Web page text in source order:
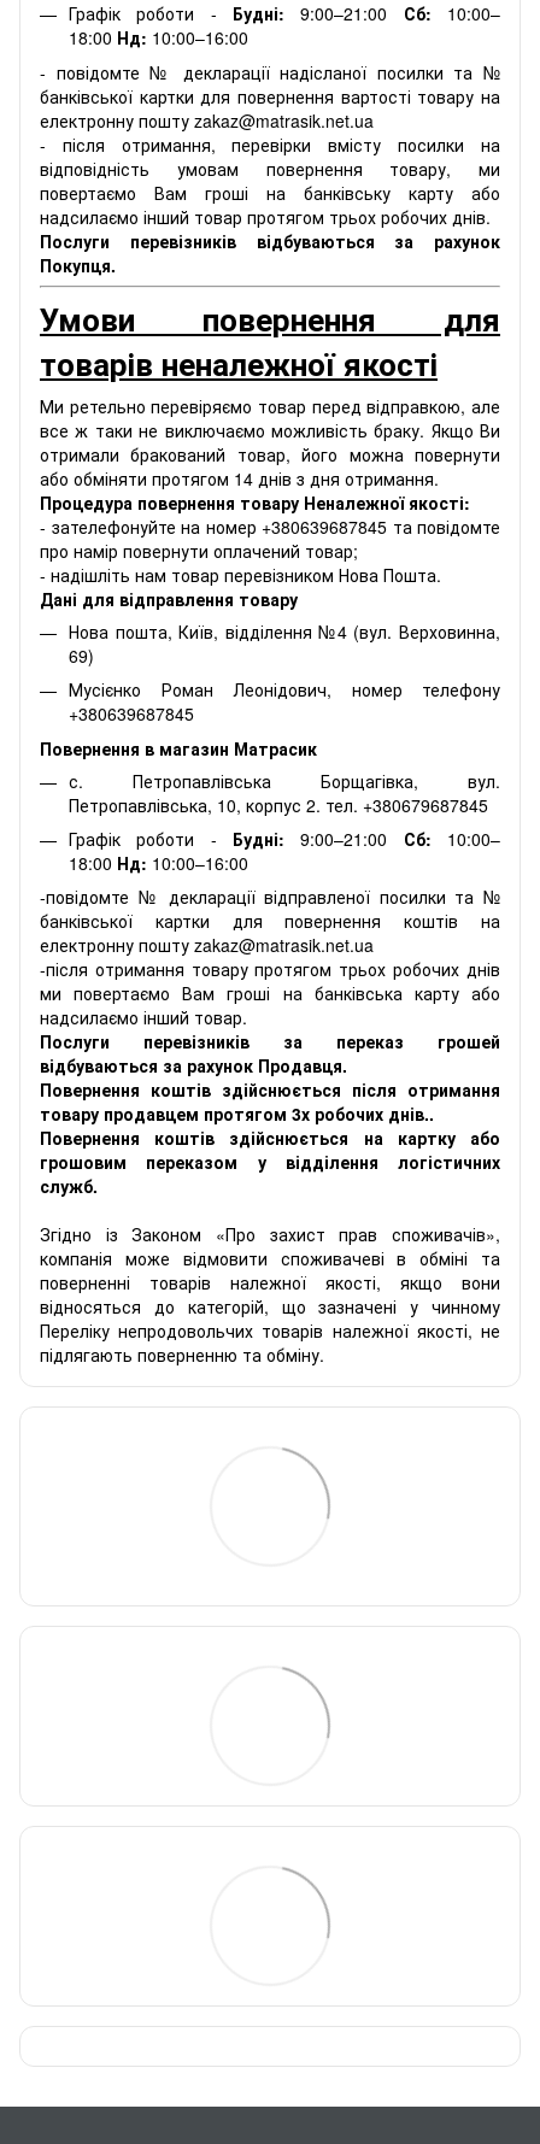
Графік роботи - Будні: 9:00–21:00 Сб: 10:00–
18:00 Нд: 10:00–16:00
- повідомте № декларації надісланої посилки та №
банківської картки для повернення вартості товару на
електронну пошту zakaz@matrasik.net.ua
- після отримання, перевірки вмісту посилки на
відповідність умовам повернення товару, ми
повертаємо Вам гроші на банківську карту або
надсилаємо інший товар протягом трьох робочих днів.
Послуги перевізників відбуваються за рахунок
Покупця.
Умови повернення для
товарів неналежної якості
Ми ретельно перевіряємо товар перед відправкою, але
все ж таки не виключаємо можливість браку. Якщо Ви
отримали бракований товар, його можна повернути
або обміняти протягом 14 днів з дня отримання.
Процедура повернення товару Неналежної якості:
- зателефонуйте на номер +380639687845 та повідомте
про намір повернути оплачений товар;
- надішліть нам товар перевізником Нова Пошта.
Дані для відправлення товару
Нова пошта, Київ, відділення №4 (вул. Верховинна,
69)
Мусієнко Роман Леонідович, номер телефону
+380639687845
Повернення в магазин Матрасик
с. Петропавлівська Борщагівка, вул.
Петропавлівська, 10, корпус 2. тел. +380679687845
Графік роботи - Будні: 9:00–21:00 Сб: 10:00–
18:00 Нд: 10:00–16:00
-повідомте № декларації відправленої посилки та №
банківської картки для повернення коштів на
електронну пошту zakaz@matrasik.net.ua
-після отримання товару протягом трьох робочих днів
ми повертаємо Вам гроші на банківська карту або
надсилаємо інший товар.
Послуги перевізників за переказ грошей
відбуваються за рахунок Продавця.
Повернення коштів здійснюється після отримання
товару продавцем протягом 3х робочих днів..
Повернення коштів здійснюється на картку або
грошовим переказом у відділення логістичних
служб.
Згідно із Законом «Про захист прав споживачів»,
компанія може відмовити споживачеві в обміні та
поверненні товарів належної якості, якщо вони
відносяться до категорій, що зазначені у чинному
Переліку непродовольчих товарів належної якості, не
підлягають поверненню та обміну.